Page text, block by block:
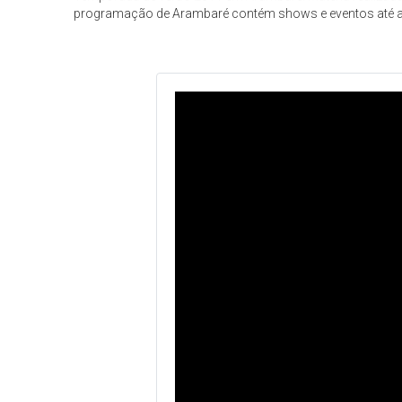
programação de Arambaré contém shows e eventos até